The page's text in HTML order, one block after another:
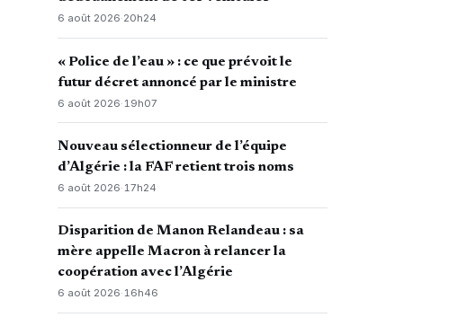
6 août 2026·20h24
« Police de l’eau » : ce que prévoit le
futur décret annoncé par le ministre
6 août 2026· 19h07
Nouveau sélectionneur de l’équipe
d’Algérie : la FAF retient trois noms
6 août 2026·17h24
Disparition de Manon Relandeau : sa
mère appelle Macron à relancer la
coopération avec l’Algérie
6 août 2026·16h46